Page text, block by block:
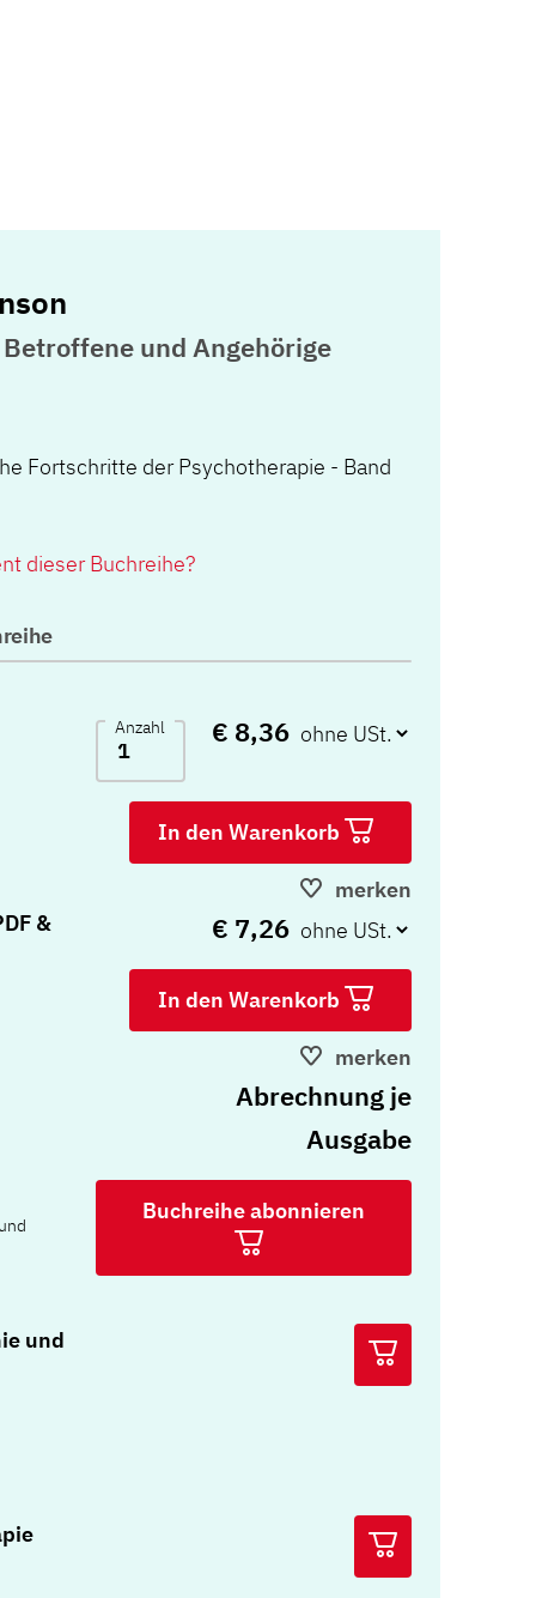
und Angehörige
Fortschritte der Psychotherapie - Band
dieser Buchreihe?
Anzahl € 8,36
In den Warenkorb
merken
&
€ 7,26
In den Warenkorb
merken
Abrechnung je
Ausgabe
Buchreihe abonnieren
und